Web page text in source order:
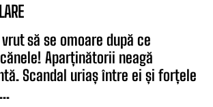
vrut să se omoare după ce
Aparținătorii neagă
Scandal uriaș între ei și forțele